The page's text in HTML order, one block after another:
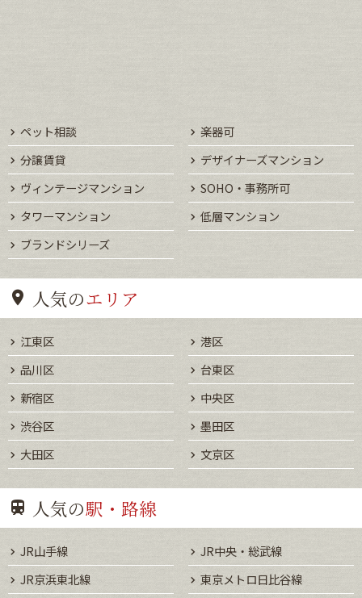
ペット相談
楽器可
分譲賃貸
デザイナーズマンション
ヴィンテージマンション
SOHO・事務所可
タワーマンション
低層マンション
ブランドシリーズ
人気のエリア
江東区
港区
品川区
台東区
新宿区
中央区
渋谷区
墨田区
大田区
文京区
人気の駅・路線
JR山手線
JR中央・総武線
JR京浜東北線
東京メトロ日比谷線